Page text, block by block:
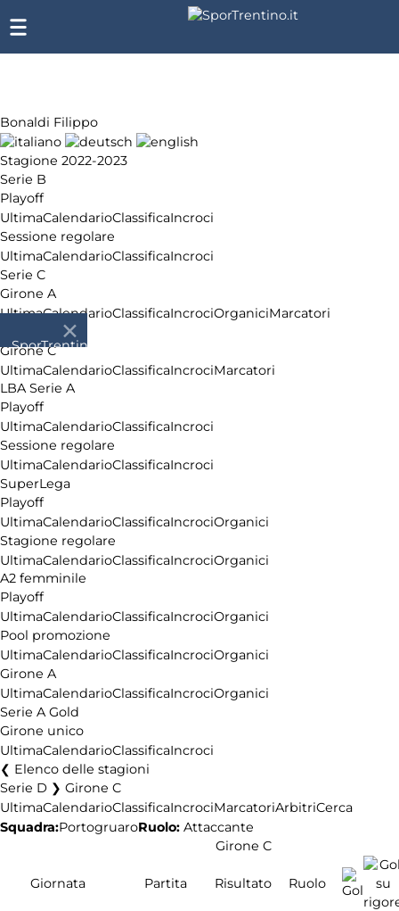
Bonaldi Filippo
Stagione 2022-2023
Serie B
Playoff
UltimaCalendarioClassificaIncroci
Sessione regolare
UltimaCalendarioClassificaIncroci
Serie C
Girone A
UltimaCalendarioClassificaIncrociOrganiciMarcatori
Girone C
UltimaCalendarioClassificaIncrociMarcatori
LBA Serie A
Playoff
UltimaCalendarioClassificaIncroci
Sessione regolare
UltimaCalendarioClassificaIncroci
SuperLega
Playoff
UltimaCalendarioClassificaIncrociOrganici
Stagione regolare
UltimaCalendarioClassificaIncrociOrganici
A2 femminile
Playoff
UltimaCalendarioClassificaIncrociOrganici
Pool promozione
UltimaCalendarioClassificaIncrociOrganici
Girone A
UltimaCalendarioClassificaIncrociOrganici
Serie A Gold
Girone unico
UltimaCalendarioClassificaIncroci
Elenco delle stagioni
Serie D ❯ Girone C
UltimaCalendarioClassificaIncrociMarcatoriArbitriCerca
Squadra:PortogruaroRuolo: Attaccante
Girone C
Giornata Partita Risultato Ruolo
SporTrentino.it
Chi siamo
Affiliazione
Pubblicità